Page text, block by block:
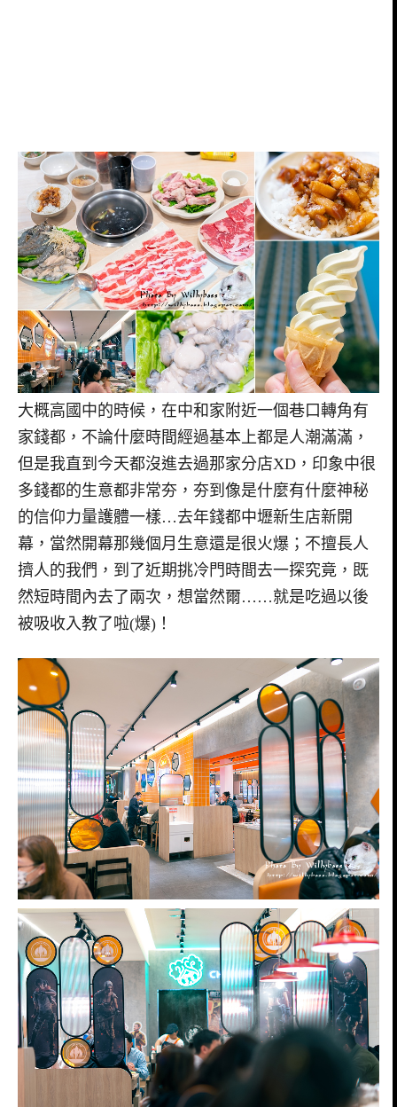
大概高國中的時候，在中和家附近一個巷口轉角有
家錢都，不論什麼時間經過基本上都是人潮滿滿，
但是我直到今天都沒進去過那家分店XD，印象中很
多錢都的生意都非常夯，夯到像是什麼有什麼神秘
的信仰力量護體一樣…去年錢都中壢新生店新開
幕，當然開幕那幾個月生意還是很火爆；不擅長人
擠人的我們，到了近期挑冷門時間去一探究竟，既
然短時間內去了兩次，想當然爾……就是吃過以後
被吸收入教了啦(爆)！